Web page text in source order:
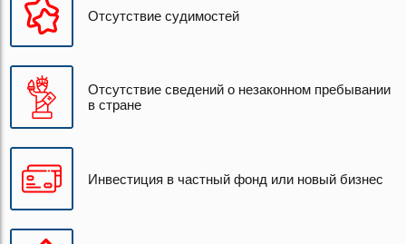
Отсутствие судимостей
Отсутствие сведений о незаконном пребывании
в стране
Инвестиция в частный фонд или новый бизнес